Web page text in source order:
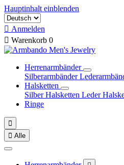
Hauptinhalt einblenden
 Anmelden
 Warenkorb 0
Herrenarmbänder
Silberarmbänder
Halsketten
Silber Halsketten Leder
Ringe

 Alle